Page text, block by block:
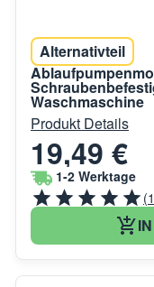
Alternativteil
Waschmaschine
Produkt Details
19,49 €
1-2 Werktage